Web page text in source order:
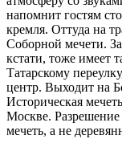
напомнит гостям
кремля. Оттуда на
Соборной мечети.
кстати, тоже имеет
Татарскому
центр. Выходит на
Историческая
Москве.
мечеть, а не